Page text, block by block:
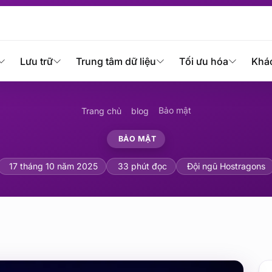
Lưu trữ Trung tâm dữ liệu Tối ưu hóa
Trang chủ blog Bảo mật
BẢO MẬT
Security so với
17 tháng 10 năm 2025 33 phút đọc Đội ngũ Hostragons